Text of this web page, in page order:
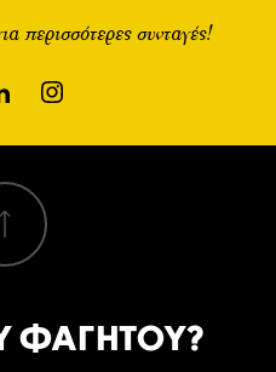
περισσότερες συνταγές!
ΦΑΓΗΤΟΥ?